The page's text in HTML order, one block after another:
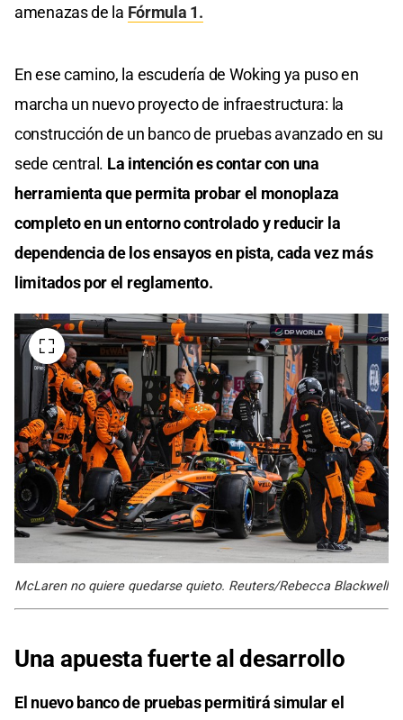
amenazas de la Fórmula 1.
En ese camino, la escudería de Woking ya puso en
marcha un nuevo proyecto de infraestructura: la
construcción de un banco de pruebas avanzado en su
sede central. La intención es contar con una
herramienta que permita probar el monoplaza
completo en un entorno controlado y reducir la
dependencia de los ensayos en pista, cada vez más
limitados por el reglamento.
McLaren no quiere quedarse quieto. Reuters/Rebecca Blackwell
Una apuesta fuerte al desarrollo
El nuevo banco de pruebas permitirá simular el